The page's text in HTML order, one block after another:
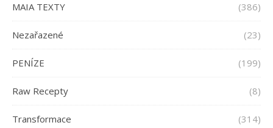
MAIA TEXTY (386)
Nezařazené (23)
PENÍZE (199)
Raw Recepty (8)
Transformace (314)